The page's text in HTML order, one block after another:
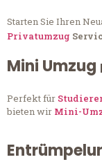
Starten Sie Ihren
Privatumzug
Mini Umzug
Perfekt für
bieten wir Mini-